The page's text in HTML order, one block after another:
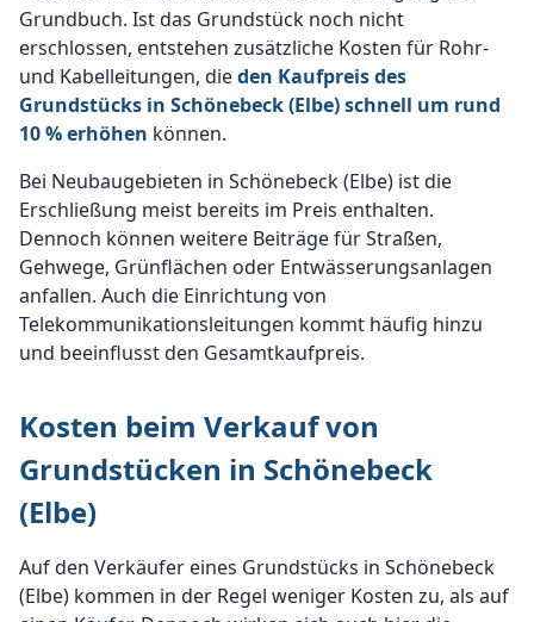
Grundbuch. Ist das Grundstück noch nicht
erschlossen, entstehen zusätzliche Kosten für Rohr-
und Kabelleitungen, dieden Kaufpreis des
Grundstücks in Schönebeck (Elbe) schnell um rund
10 % erhöhen können.
Bei Neubaugebieten in Schönebeck (Elbe) ist die
Erschließung meist bereits im Preis enthalten.
Dennoch können weitere Beiträge für Straßen,
Gehwege, Grünflächen oder Entwässerungsanlagen
anfallen. Auch die Einrichtung von
Telekommunikationsleitungen kommt häufig hinzu
und beeinflusst den Gesamtkaufpreis.
Kosten beim Verkauf von
Grundstücken in Schönebeck
(Elbe)
Auf den Verkäufer eines Grundstücks in Schönebeck
(Elbe) kommen in der Regel weniger Kosten zu, als auf